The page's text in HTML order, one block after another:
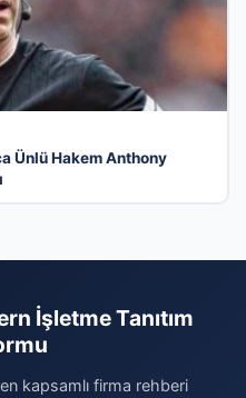
Ünlü Hakem Anthony
İşletme Tanıtım
kapsamlı firma rehberi